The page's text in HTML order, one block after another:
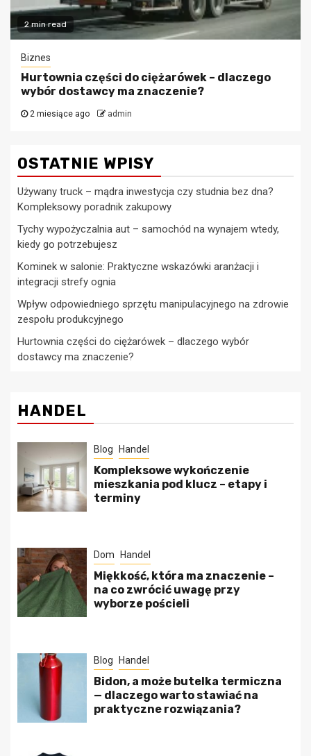
2 min read
Biznes
Hurtownia części do ciężarówek – dlaczego
wybór dostawcy ma znaczenie?
2 miesiące ago admin
OSTATNIE WPISY
Używany truck – mądra inwestycja czy studnia bez dna?
Kompleksowy poradnik zakupowy
Tychy wypożyczalnia aut – samochód na wynajem wtedy,
kiedy go potrzebujesz
Kominek w salonie: Praktyczne wskazówki aranżacji i
integracji strefy ognia
Wpływ odpowiedniego sprzętu manipulacyjnego na zdrowie
zespołu produkcyjnego
Hurtownia części do ciężarówek – dlaczego wybór
dostawcy ma znaczenie?
HANDEL
Blog Handel
Kompleksowe wykończenie
mieszkania pod klucz – etapy i
terminy
Dom Handel
Miękkość, która ma znaczenie –
na co zwrócić uwagę przy
wyborze pościeli
Blog Handel
Bidon, a może butelka termiczna
— dlaczego warto stawiać na
praktyczne rozwiązania?